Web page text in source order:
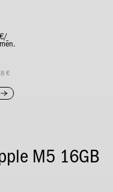
€/
mēn.
€
M5 16GB